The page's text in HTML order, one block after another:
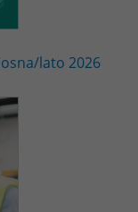
lato 2026